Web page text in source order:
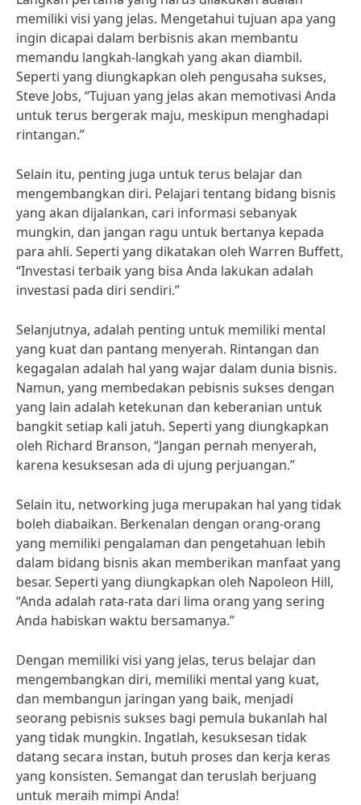
memiliki visi yang jelas. Mengetahui tujuan apa yang
ingin dicapai dalam berbisnis akan membantu
memandu langkah-langkah yang akan diambil.
Seperti yang diungkapkan oleh pengusaha sukses,
Steve Jobs, “Tujuan yang jelas akan memotivasi Anda
untuk terus bergerak maju, meskipun menghadapi
rintangan.”
Selain itu, penting juga untuk terus belajar dan
mengembangkan diri. Pelajari tentang bidang bisnis
yang akan dijalankan, cari informasi sebanyak
mungkin, dan jangan ragu untuk bertanya kepada
para ahli. Seperti yang dikatakan oleh Warren Buffett,
“Investasi terbaik yang bisa Anda lakukan adalah
investasi pada diri sendiri.”
Selanjutnya, adalah penting untuk memiliki mental
yang kuat dan pantang menyerah. Rintangan dan
kegagalan adalah hal yang wajar dalam dunia bisnis.
Namun, yang membedakan pebisnis sukses dengan
yang lain adalah ketekunan dan keberanian untuk
bangkit setiap kali jatuh. Seperti yang diungkapkan
oleh Richard Branson, “Jangan pernah menyerah,
karena kesuksesan ada di ujung perjuangan.”
Selain itu, networking juga merupakan hal yang tidak
boleh diabaikan. Berkenalan dengan orang-orang
yang memiliki pengalaman dan pengetahuan lebih
dalam bidang bisnis akan memberikan manfaat yang
besar. Seperti yang diungkapkan oleh Napoleon Hill,
“Anda adalah rata-rata dari lima orang yang sering
Anda habiskan waktu bersamanya.”
Dengan memiliki visi yang jelas, terus belajar dan
mengembangkan diri, memiliki mental yang kuat,
dan membangun jaringan yang baik, menjadi
seorang pebisnis sukses bagi pemula bukanlah hal
yang tidak mungkin. Ingatlah, kesuksesan tidak
datang secara instan, butuh proses dan kerja keras
yang konsisten. Semangat dan teruslah berjuang
untuk meraih mimpi Anda!